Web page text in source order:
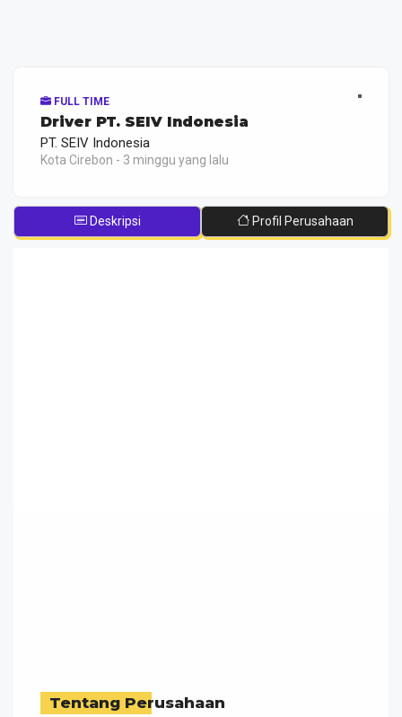
FULL TIME
Driver PT. SEIV Indonesia
PT. SEIV Indonesia
Kota Cirebon - 3 minggu yang lalu
Deskripsi Profil Perusahaan
Tentang Perusahaan